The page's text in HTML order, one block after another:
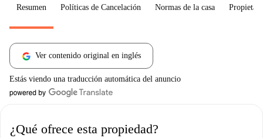
Resumen Políticas de Cancelación Normas de la casa
Ver contenido original en inglés
Estás viendo una traducción automática del anuncio
¿Qué ofrece esta propiedad?